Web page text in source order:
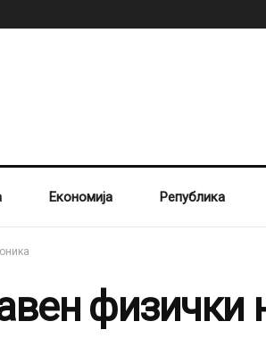
Економија Република
физички